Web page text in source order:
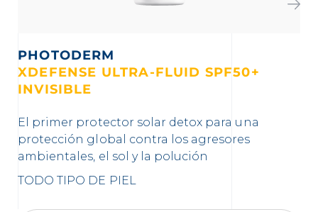
PHOTODERM
XDEFENSE ULTRA-FLUID SPF50+
INVISIBLE
El primer protector solar detox para una
protección global contra los agresores
ambientales, el sol y la polución
TODO TIPO DE PIEL